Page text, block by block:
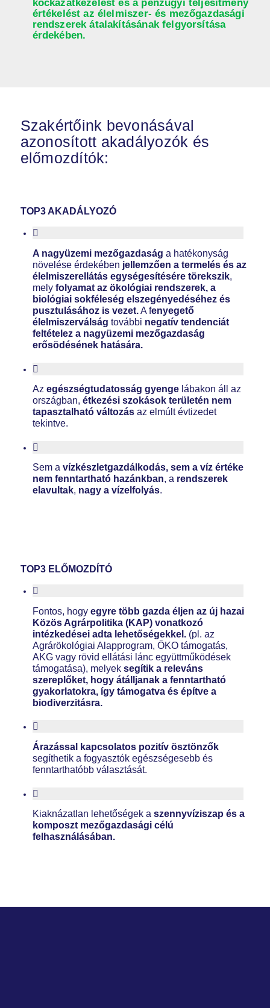
kockázatkezelést és a pénzügyi teljesítmény
értékelést az élelmiszer- és mezőgazdasági
rendszerek átalakításának felgyorsítása
érdekében.
Szakértőink bevonásával
azonosított akadályozók és
előmozdítók:
TOP3 AKADÁLYOZÓ
A nagyüzemi mezőgazdaság a hatékonyság
növelése érdekében jellemzően a termelés és az
élelmiszerellátás egységesítésére törekszik,
mely folyamat az ökológiai rendszerek, a
biológiai sokféleség elszegényedéséhez és
pusztulásához is vezet.A fenyegető
élelmiszerválság további negatív tendenciát
feltételez a nagyüzemi mezőgazdaság
erősödésének hatására.
Az egészségtudatosság gyengelábakon áll az
országban, étkezési szokások területén nem
tapasztalható változás az elmúlt évtizedet
tekintve.
Sem a vízkészletgazdálkodás, sem a víz értéke
nem fenntartható hazánkban, a rendszerek
elavultak, nagy a vízelfolyás.
TOP3 ELŐMOZDÍTÓ
Fontos, hogy egyre több gazda éljen az új hazai
Közös Agrárpolitika (KAP) vonatkozó
intézkedései adta lehetőségekkel.(pl. az
Agrárökológiai Alapprogram, ÖKO támogatás,
AKG vagy rövid ellátási lánc együttműködések
támogatása), melyek segítik a releváns
szereplőket, hogy átálljanak a fenntartható
gyakorlatokra, így támogatva és építve a
biodiverzitásra.
Árazással kapcsolatos pozitív ösztönzők
segíthetik a fogyasztók egészségesebb és
fenntarthatóbb választását.
Kiaknázatlan lehetőségek a szennyvíziszap és a
komposzt mezőgazdasági célú
felhasználásában.